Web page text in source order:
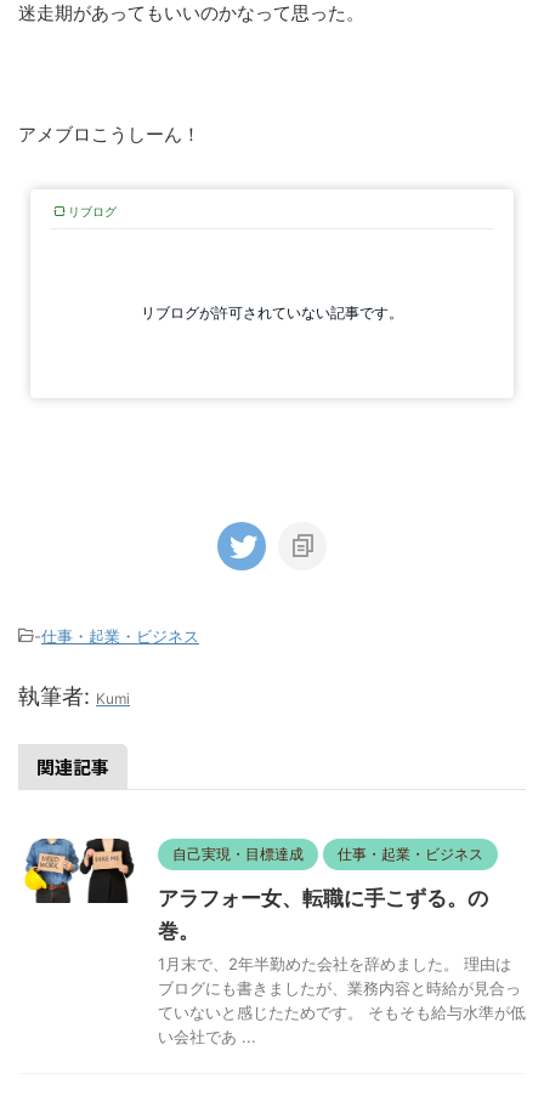
迷走期があってもいいのかなって思った。
アメブロこうしーん！
-仕事・起業・ビジネス
執筆者: Kumi
関連記事
自己実現・目標達成 仕事・起業・ビジネス
アラフォー女、転職に手こずる。の
巻。
1月末で、2年半勤めた会社を辞めました。 理由は
ブログにも書きましたが、業務内容と時給が見合っ
ていないと感じたためです。 そもそも給与水準が低
い会社であ ...